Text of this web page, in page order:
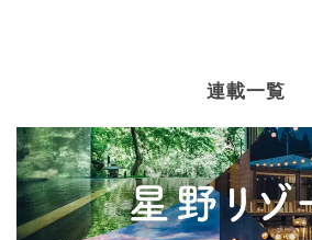
連載一覧